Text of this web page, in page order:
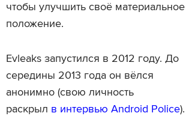
чтобы улучшить своё материальное
положение.
Evleaks запустился в 2012 году. До
середины 2013 года он вёлся
анонимно (свою личность
раскрыл в интервью Android Police).